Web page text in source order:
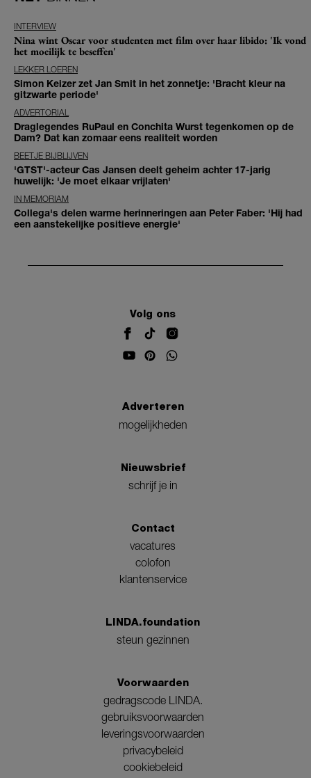
INTERVIEW
Nina wint Oscar voor studenten met film over haar libido: 'Ik vond
het moeilijk te beseffen'
LEKKER LOEREN
Simon Keizer zet Jan Smit in het zonnetje: 'Bracht kleur na
gitzwarte periode'
ADVERTORIAL
Draglegendes RuPaul en Conchita Wurst tegenkomen op de
Dam? Dat kan zomaar eens realiteit worden
BEETJE BIJBLIJVEN
'GTST'-acteur Cas Jansen deelt geheim achter 17-jarig
huwelijk: 'Je moet elkaar vrijlaten'
IN MEMORIAM
Collega's delen warme herinneringen aan Peter Faber: 'Hij had
een aanstekelijke positieve energie'
Volg ons
Adverteren
mogelijkheden
Nieuwsbrief
schrijf je in
Contact
vacatures
colofon
klantenservice
LINDA.foundation
steun gezinnen
Voorwaarden
gedragscode LINDA.
gebruiksvoorwaarden
leveringsvoorwaarden
privacybeleid
cookiebeleid